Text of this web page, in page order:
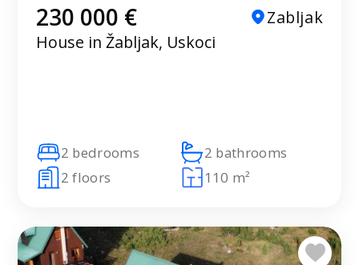
230 000 €
Zabljak
House in Žabljak, Uskoci
2 bedrooms
2 bathrooms
2 floors
110 m²